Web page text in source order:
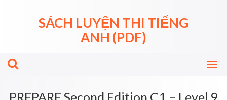
SÁCH LUYỆN THI TIẾNG
ANH (PDF)
PREPARE Second Edition C1 – Level 9